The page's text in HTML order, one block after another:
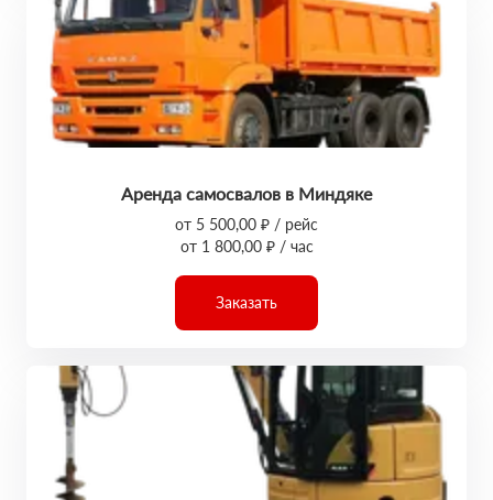
Аренда самосвалов в Миндяке
от 5 500,00 ₽ / рейс
от 1 800,00 ₽ / час
Заказать